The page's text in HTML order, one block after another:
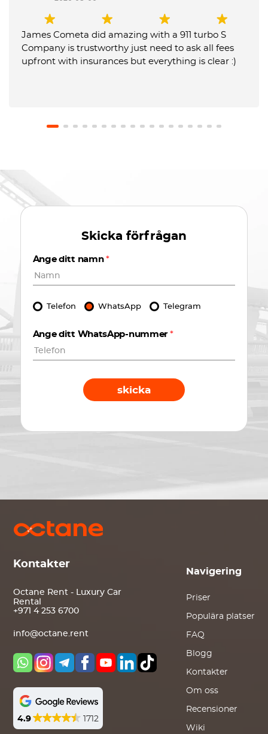
James Cometa did amazing with a 911 turbo S
Company is trustworthy just need to ask all fees
upfront with insurances but everything is clear :)
Skicka förfrågan
Ange ditt namn*
Telefon WhatsApp Telegram
Ange ditt WhatsApp-nummer *
skicka
Kontakter
Octane Rent - Luxury Car
Rental
+971 4 253 6700
info@octane.rent
4.9 1712
Navigering
Priser
Populära platser
FAQ
Blogg
Kontakter
Om oss
Recensioner
Wiki